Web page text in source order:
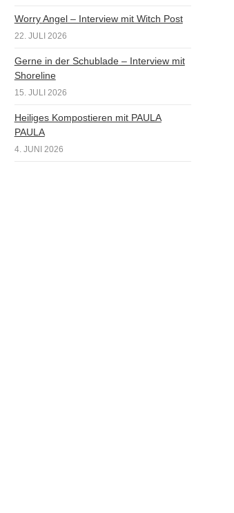
Worry Angel – Interview mit Witch Post
22. JULI 2026
Gerne in der Schublade – Interview mit
Shoreline
15. JULI 2026
Heiliges Kompostieren mit PAULA
PAULA
4. JUNI 2026